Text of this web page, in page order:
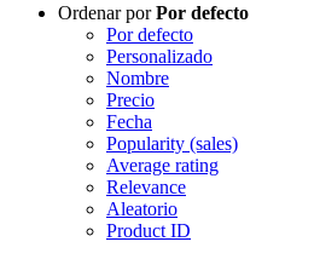
Ordenar porPor defecto
Por defecto
Personalizado
Nombre
Precio
Fecha
Popularity (sales)
Average rating
Relevance
Aleatorio
Product ID